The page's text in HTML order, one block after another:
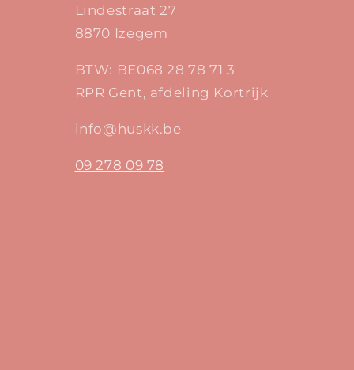
Lindestraat 27
8870 Izegem
BTW: BE068 28 78 71 3
RPR Gent, afdeling Kortrijk
info@huskk.be
09 278 09 78